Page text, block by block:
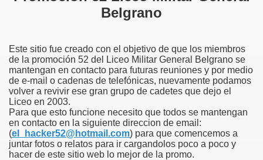
Belgrano
Este sitio fue creado con el objetivo de que los miembros
de la promoción 52 del Liceo Militar General Belgrano se
mantengan en contacto para futuras reuniones y por medio
de e-mail o cadenas de telefónicas, nuevamente podamos
volver a revivir ese gran grupo de cadetes que dejo el
Liceo en 2003.
Para que esto funcione necesito que todos se mantengan
en contacto en la siguiente direccion de email:
(el_hacker52@hotmail.com) para que comencemos a
juntar fotos o relatos para ir cargandolos poco a poco y
hacer de este sitio web lo mejor de la promo.